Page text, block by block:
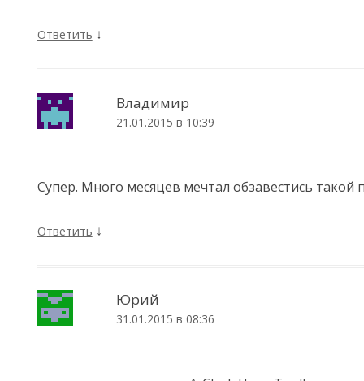
Ответить ↓
Владимир
21.01.2015 в 10:39
Супер. Много месяцев мечтал обзавестись
Ответить ↓
Юрий
31.01.2015 в 08:36